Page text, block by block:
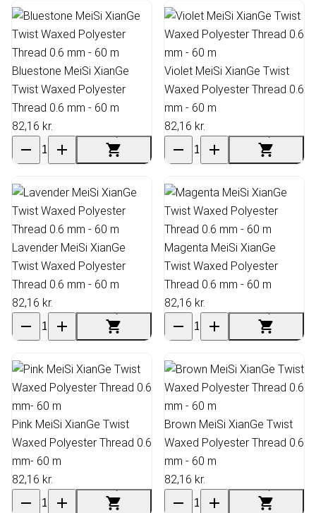
Bluestone MeiSi XianGe
Twist Waxed Polyester
Thread 0.6 mm - 60 m
82,16 kr.
Violet MeiSi XianGe Twist
Waxed Polyester Thread 0.6
mm - 60 m
82,16 kr.
Lavender MeiSi XianGe
Twist Waxed Polyester
Thread 0.6 mm - 60 m
82,16 kr.
Magenta MeiSi XianGe
Twist Waxed Polyester
Thread 0.6 mm - 60 m
82,16 kr.
Pink MeiSi XianGe Twist
Waxed Polyester Thread 0.6
mm- 60 m
82,16 kr.
Brown MeiSi XianGe Twist
Waxed Polyester Thread 0.6
mm - 60 m
82,16 kr.